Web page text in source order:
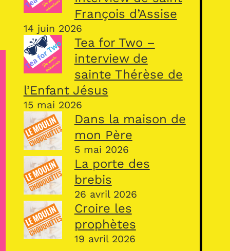
François d’Assise
14 juin 2026
Tea for Two –
interview de
sainte Thérèse de
l’Enfant Jésus
15 mai 2026
Dans la maison de
mon Père
5 mai 2026
La porte des
brebis
26 avril 2026
Croire les
prophètes
19 avril 2026